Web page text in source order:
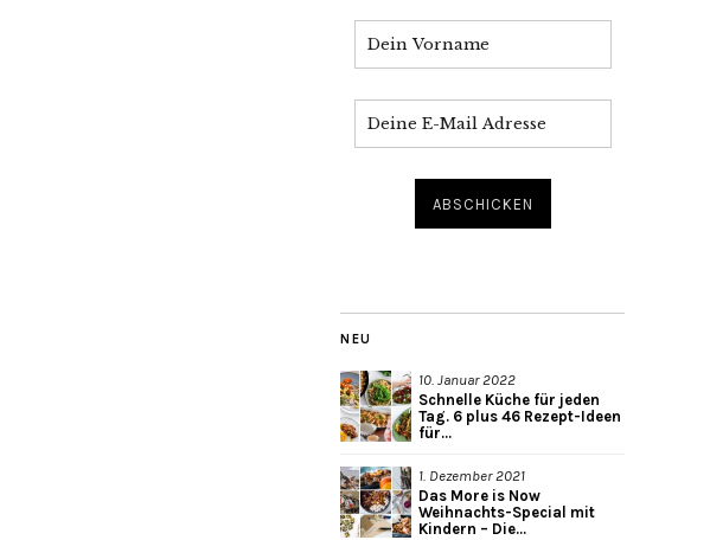
NEU
10. Januar 2022
Schnelle Küche für jeden
Tag. 6 plus 46 Rezept-Ideen
für...
1. Dezember 2021
Das More is Now
Weihnachts-Special mit
Kindern – Die...